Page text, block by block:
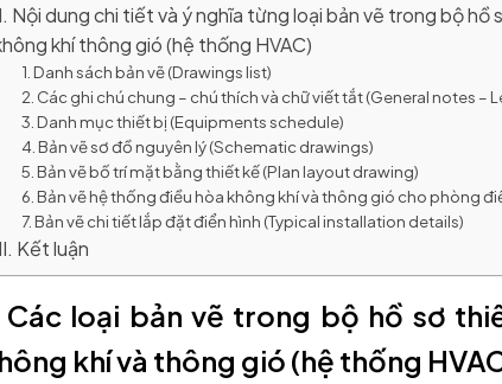
Nội dung chi tiết và ý nghĩa từng loại bản vẽ trong bộ
khí thông gió (hệ thống HVAC)
1. Danh sách bản vẽ (Drawings list)
2. Các ghi chú chung – chú thích và chữ viết tắt (General notes –
3. Danh mục thiết bị (Equipments schedule)
4. Bản vẽ sơ đồ nguyên lý (Schematic drawings)
5. Bản vẽ bố trí mặt bằng thiết kế (Plan layout drawing)
6. Bản vẽ hệ thống điều hòa không khí và thông gió cho phòng
7. Bản vẽ chi tiết lắp đặt điển hình (Typical installation details)
Kết luận
Các loại bản vẽ trong bộ hồ sơ
khí và thông gió (hệ thống